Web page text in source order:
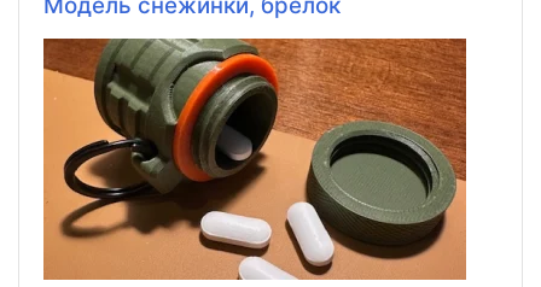
Модель снежинки, брелок